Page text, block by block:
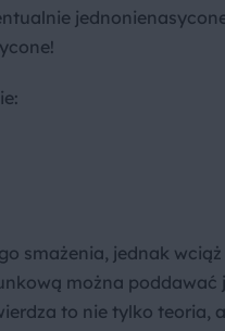
smażenia, jednak wciąż
można poddawać
to nie tylko teoria,